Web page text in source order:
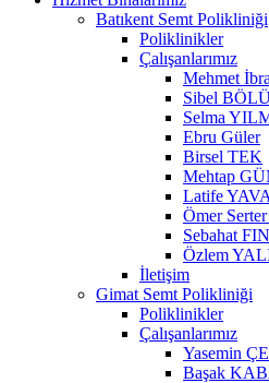
Batıkent Semt Polikliniği
Poliklinikler
Çalışanlarımız
Mehmet
Sibel
Selma
Ebru Güler
Birsel TEK
Mehtap
Latife
Ömer
Sebahat
Özlem
İletişim
Gimat Semt Polikliniği
Poliklinikler
Çalışanlarımız
Yasemin
Başak